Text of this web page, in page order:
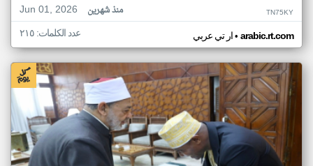
Jun 01, 2026
منذ شهرين TN75KY
ار تي عربي• arabic.rt.com عدد الكلمات: ٢١٥